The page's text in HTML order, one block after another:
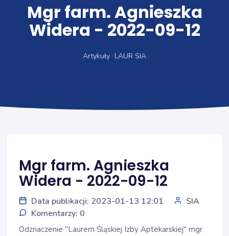
Mgr farm. Agnieszka
Widera - 2022-09-12
Artykuły LAUR SIA
Mgr farm. Agnieszka
Widera - 2022-09-12
Data publikacji: 2023-01-13 12:01
SIA
Komentarzy: 0
Odznaczenie "Laurem Śląskiej Izby Aptekarskiej" mgr